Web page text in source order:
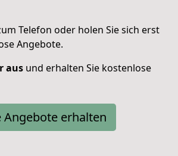
Telefon oder holen Sie sich erst
Angebote.
aus und erhalten Sie kostenlose
Angebote erhalten